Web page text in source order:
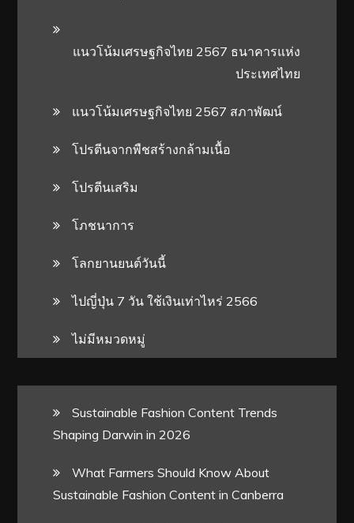
แนวโน้มเศรษฐกิจไทย 2567 ธนาคารแห่ง
ประเทศไทย
แนวโน้มเศรษฐกิจไทย 2567 สภาพัฒน์
โปรตีนจากพืชสร้างกล้ามเนื้อ
โปรตีนเสริม
โภชนาการ
โลกยานยนต์วันนี้
ไปญี่ปุ่น 7 วัน ใช้เงินเท่าไหร่ 2566
ไม่มีหมวดหมู่
Sustainable Fashion Content Trends
Shaping Darwin in 2026
What Farmers Should Know About
Sustainable Fashion Content in Canberra